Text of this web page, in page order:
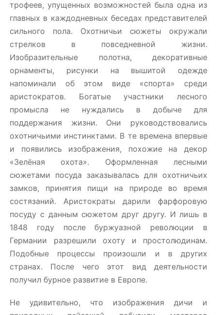
трофеев, упущенных возможностей была одна из
главных в каждодневных беседах представителей
сильного пола. Охотничьи сюжеты окружали
стрелков в повседневной жизни.
Изобразительные полотна, декоративные
орнаменты, рисунки на вышитой одежде
напоминали об этом виде «спорта» среди
аристократов. Богатые участники лесного
промысла не нуждались в добыче для
поддержания жизни. Они руководствовались
охотничьими инстинктами. В те времена впервые
и появились изображения, похожие на декор
«Зелёная охота». Оформленная лесными
сюжетами посуда заказывалась для охотничьих
замков, принятия пищи на природе во время
состязаний. Аристократы дарили фарфоровую
посуду с данным сюжетом друг другу. И лишь в
1848 году после буржуазной революции в
Германии разрешили охоту и простолюдинам.
Подобные процессы произошли и в других
странах. После чего этот вид деятельности
получил бурное развитие в Европе.
Не удивительно, что изображения дичи и